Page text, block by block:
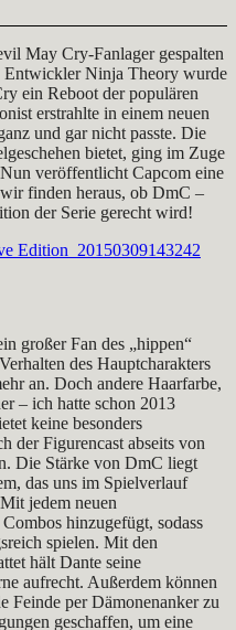
May Cry-Fanlager gespalten
Entwickler Ninja Theory wurde
ein Reboot der populären
erstrahlte in einem neuen
und gar nicht passte. Die
bietet, ging im Zuge
veröffentlicht Capcom eine
finden heraus, ob DmC –
der Serie gerecht wird!
großer Fan des „hippen“
des Hauptcharakters
an. Doch andere Haarfarbe,
– ich hatte schon 2013
keine besonders
der Figurencast abseits von
Die Stärke von DmC liegt
das uns im Spielverlauf
jedem neuen
hinzugefügt, sodass
spielen. Mit den
hält Dante seine
aufrecht. Außerdem können
Feinde per Dämonenanker zu
geschaffen, um eine